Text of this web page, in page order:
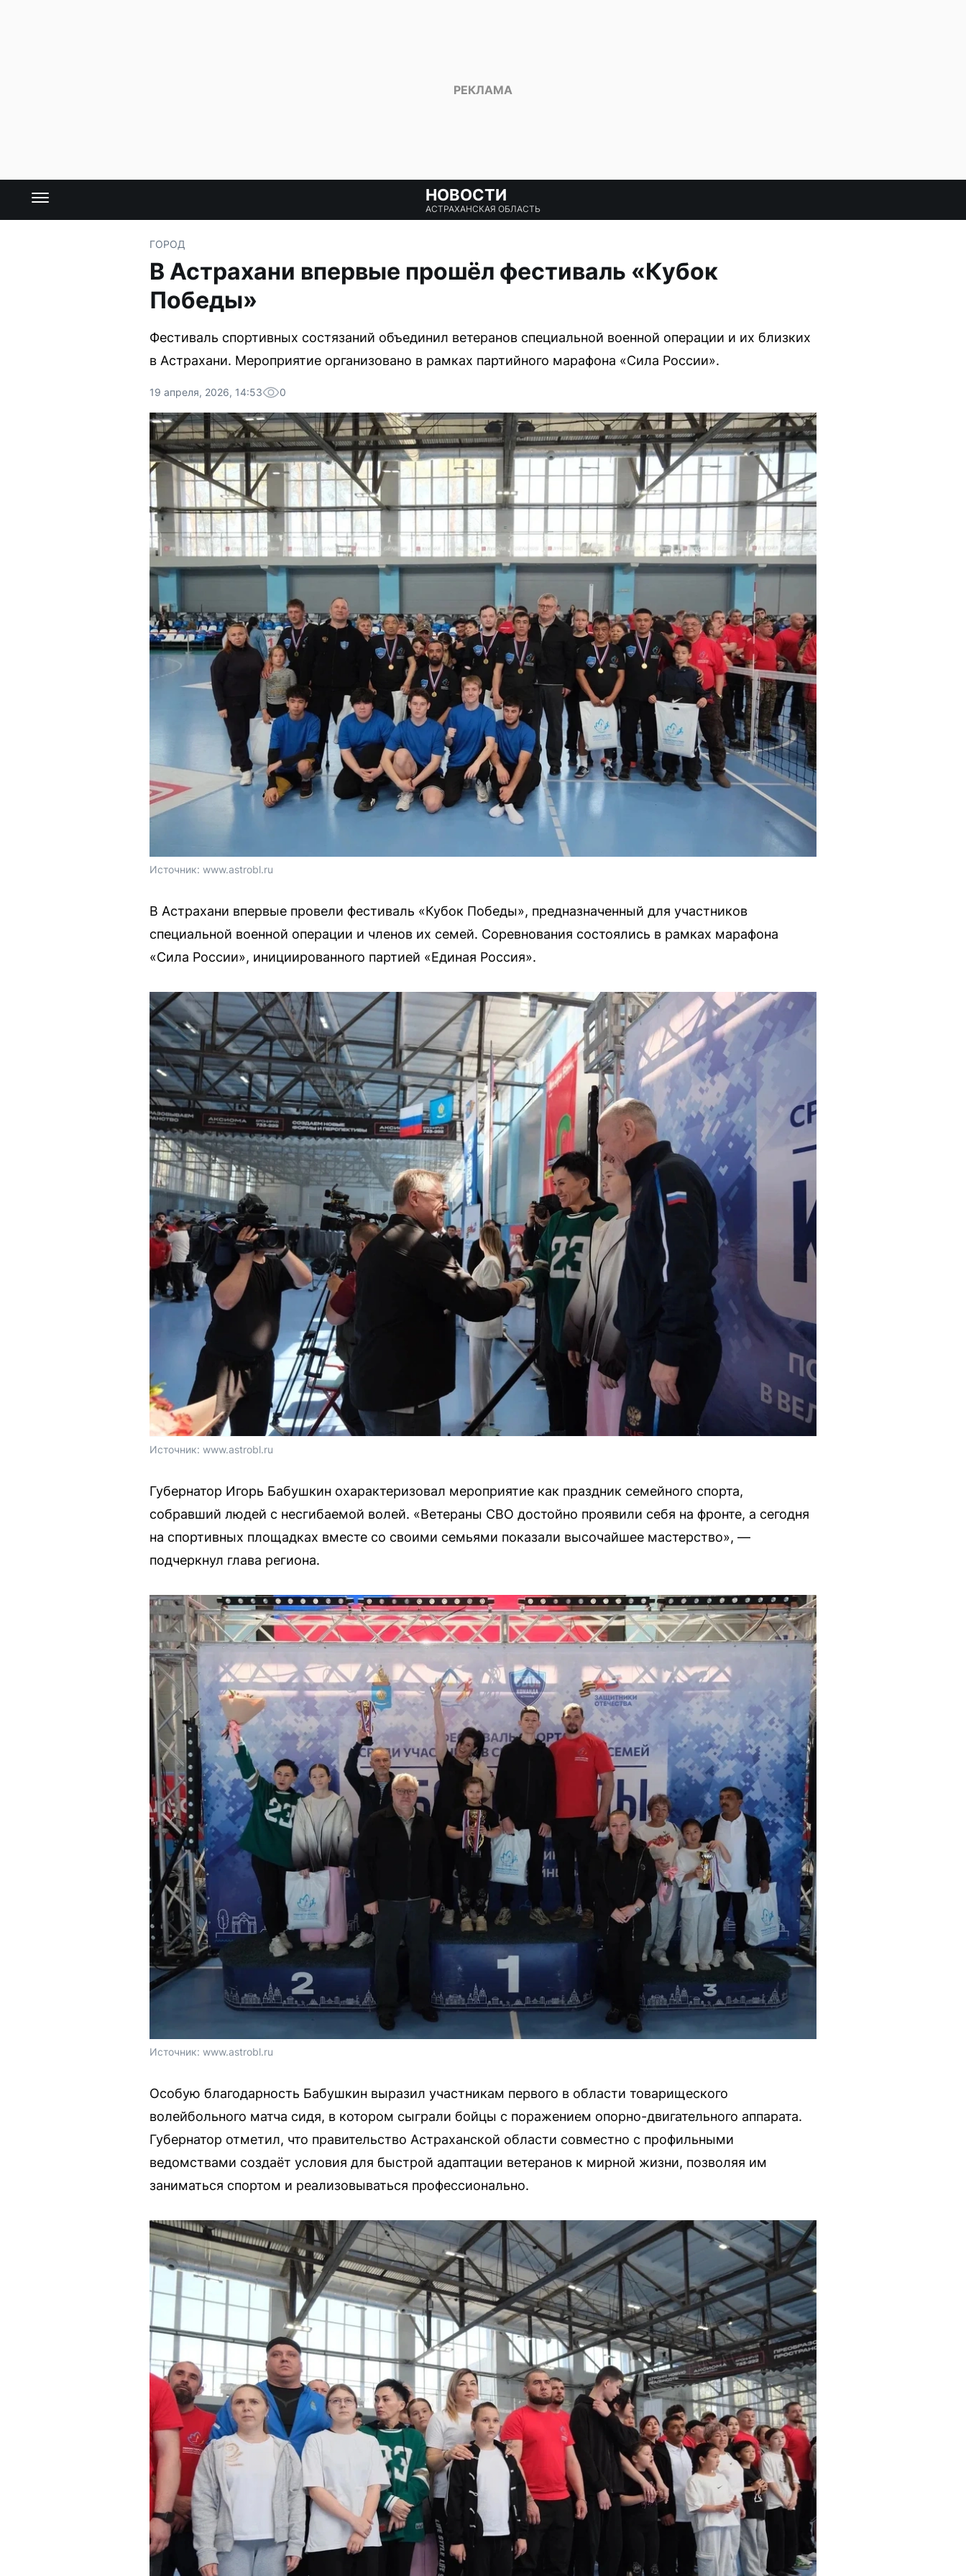
НОВОСТИ
АСТРАХАНСКАЯ ОБЛАСТЬ
ГОРОД
В Астрахани впервые прошёл фестиваль «Кубок
Победы»
Фестиваль спортивных состязаний объединил ветеранов специальной военной операции и их близких
в Астрахани. Мероприятие организовано в рамках партийного марафона «Сила России».
19 апреля, 2026, 14:53 0
Источник: www.astrobl.ru
В Астрахани впервые провели фестиваль «Кубок Победы», предназначенный для участников
специальной военной операции и членов их семей. Соревнования состоялись в рамках марафона
«Сила России», инициированного партией «Единая Россия».
Источник: www.astrobl.ru
Губернатор Игорь Бабушкин охарактеризовал мероприятие как праздник семейного спорта,
собравший людей с несгибаемой волей. «Ветераны СВО достойно проявили себя на фронте, а сегодня
на спортивных площадках вместе со своими семьями показали высочайшее мастерство», —
подчеркнул глава региона.
Источник: www.astrobl.ru
Особую благодарность Бабушкин выразил участникам первого в области товарищеского
волейбольного матча сидя, в котором сыграли бойцы с поражением опорно-двигательного аппарата.
Губернатор отметил, что правительство Астраханской области совместно с профильными
ведомствами создаёт условия для быстрой адаптации ветеранов к мирной жизни, позволяя им
заниматься спортом и реализовываться профессионально.